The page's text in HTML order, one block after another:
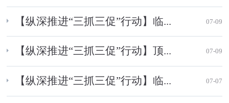
【纵深推进“三抓三促”行动】临... 07-09
【纵深推进“三抓三促”行动】顶... 07-09
【纵深推进“三抓三促”行动】临... 07-07